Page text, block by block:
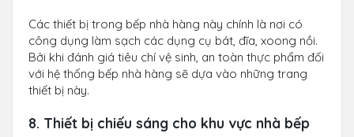
Các thiết bị trong bếp nhà hàng này chính là nơi có
công dụng làm sạch các dụng cụ bát, đĩa, xoong nồi.
Bởi khi đánh giá tiêu chí vệ sinh, an toàn thực phẩm đối
với hệ thống bếp nhà hàng sẽ dựa vào những trang
thiết bị này.
8. Thiết bị chiếu sáng cho khu vực nhà bếp